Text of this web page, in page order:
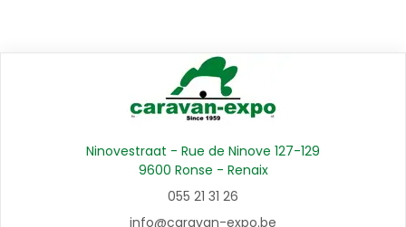
Ninovestraat - Rue de Ninove 127-129
9600 Ronse - Renaix
055 21 31 26
info@caravan-expo.be